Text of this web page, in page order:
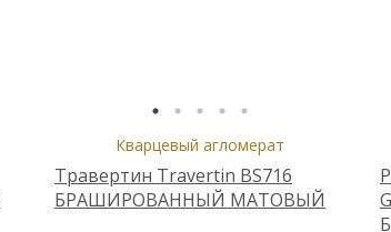
Кварцевый агломерат
Травертин Travertin BS716
БРАШИРОВАННЫЙ МАТОВЫЙ